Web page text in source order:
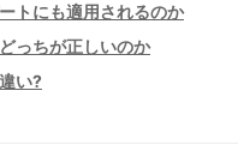
トにも適用されるのか
っちが正しいのか
い?